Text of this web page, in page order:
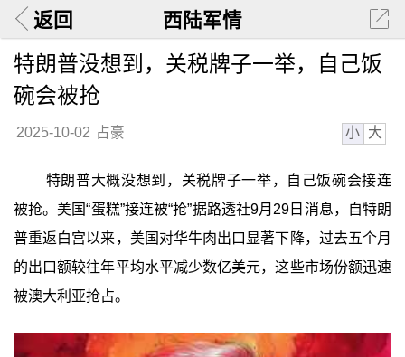
返回 西陆军情
特朗普没想到，关税牌子一举，自己饭
碗会被抢
2025-10-02 占豪 小 大
特朗普大概没想到，关税牌子一举，自己饭碗会接连
被抢。美国“蛋糕”接连被“抢”据路透社9月29日消息，自特朗
普重返白宫以来，美国对华牛肉出口显著下降，过去五个月
的出口额较往年平均水平减少数亿美元，这些市场份额迅速
被澳大利亚抢占。